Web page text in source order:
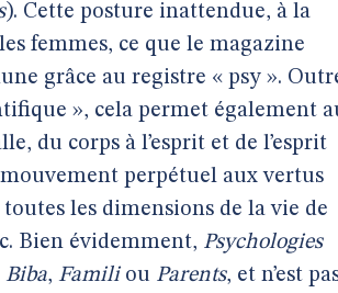
). Cette posture inattendue, à la
femmes, ce que le magazine
grâce au registre « psy ».
», cela permet également
du corps à l’esprit et de l’esprit
perpétuel aux vertus
les dimensions de la vie de
Bien évidemment, Psychologies
Biba, Familiou Parents, et n’est